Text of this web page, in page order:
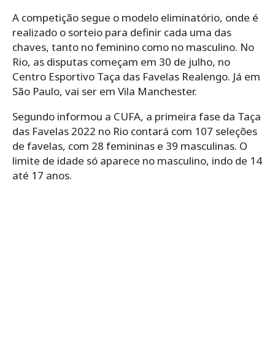
A competição segue o modelo eliminatório, onde é
realizado o sorteio para definir cada uma das
chaves, tanto no feminino como no masculino. No
Rio, as disputas começam em 30 de julho, no
Centro Esportivo Taça das Favelas Realengo. Já em
São Paulo, vai ser em Vila Manchester.
Segundo informou a CUFA, a primeira fase da Taça
das Favelas 2022 no Rio contará com 107 seleções
de favelas, com 28 femininas e 39 masculinas. O
limite de idade só aparece no masculino, indo de 14
até 17 anos.